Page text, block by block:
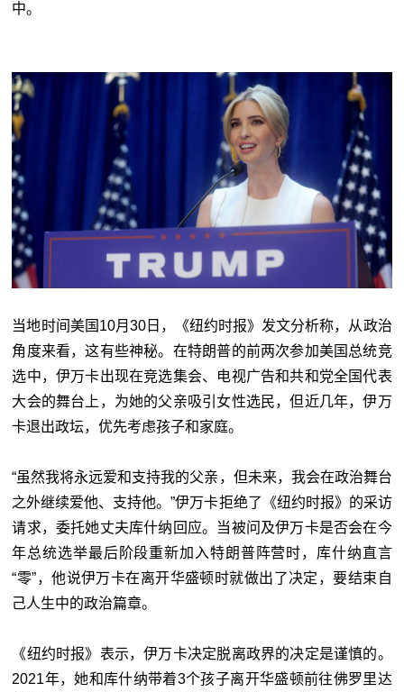
中。
当地时间美国10月30日，《纽约时报》发文分析称，从政治
角度来看，这有些神秘。在特朗普的前两次参加美国总统竞
选中，伊万卡出现在竞选集会、电视广告和共和党全国代表
大会的舞台上，为她的父亲吸引女性选民，但近几年，伊万
卡退出政坛，优先考虑孩子和家庭。
“虽然我将永远爱和支持我的父亲，但未来，我会在政治舞台
之外继续爱他、支持他。”伊万卡拒绝了《纽约时报》的采访
请求，委托她丈夫库什纳回应。当被问及伊万卡是否会在今
年总统选举最后阶段重新加入特朗普阵营时，库什纳直言
“零”，他说伊万卡在离开华盛顿时就做出了决定，要结束自
己人生中的政治篇章。
《纽约时报》表示，伊万卡决定脱离政界的决定是谨慎的。
2021年，她和库什纳带着3个孩子离开华盛顿前往佛罗里达